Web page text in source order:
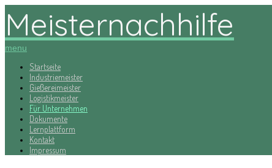
Meisternachhilfe
menu
Startseite
Industriemeister
Gießereimeister
Logistikmeister
Für Unternehmen
Dokumente
Lernplattform
Kontakt
Impressum